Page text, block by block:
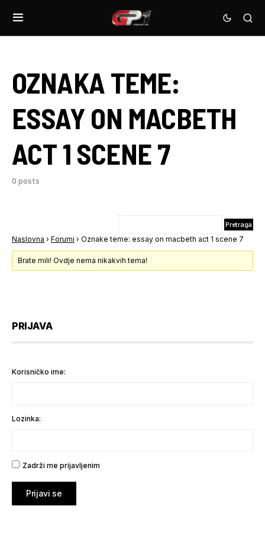
OZNAKA TEME:
ESSAY ON MACBETH
ACT 1 SCENE 7
0 posts
Naslovna › Forumi › Oznake teme: essay on macbeth act 1 scene 7
Brate mili! Ovdje nema nikakvih tema!
PRIJAVA
Korisničko ime:
Lozinka:
Zadrži me prijavljenim
Prijavi se